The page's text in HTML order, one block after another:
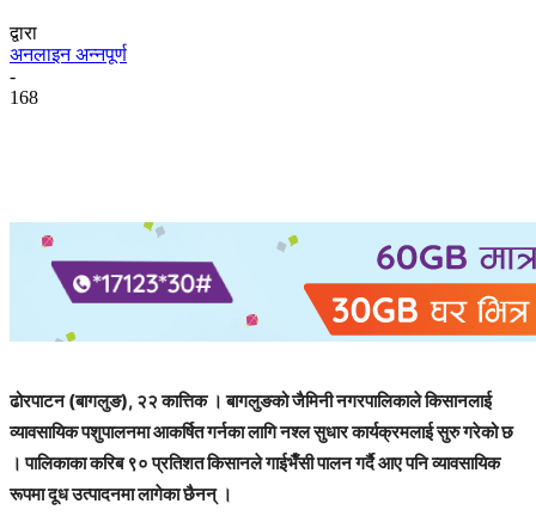
द्वारा
अनलाइन अन्नपूर्ण
-
168
ढोरपाटन (बागलुङ), २२ कात्तिक । बागलुङको जैमिनी नगरपालिकाले किसानलाई
व्यावसायिक पशुपालनमा आकर्षित गर्नका लागि नश्ल सुधार कार्यक्रमलाई सुरु गरेको छ
। पालिकाका करिब ९० प्रतिशत किसानले गाईभैँसी पालन गर्दै आए पनि व्यावसायिक
रूपमा दूध उत्पादनमा लागेका छैनन् ।